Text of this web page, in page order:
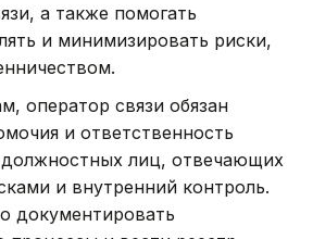
а также помогать
и минимизировать риски,
оператор связи обязан
и ответственность
лиц, отвечающих
и внутренний контроль.
документировать